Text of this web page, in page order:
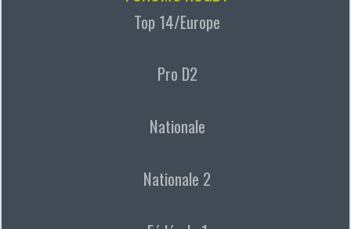
Top 14/Europe
Pro D2
Nationale
Nationale 2